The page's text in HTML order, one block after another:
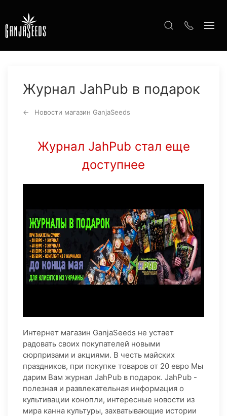
Журнал JahPub в подарок
Новости магазин GanjaSeeds
Журнал JahPub стал еще
доступнее
Интернет магазин GanjaSeeds не устает
радовать своих покупателей новыми
сюрпризами и акциями. В честь майских
праздников, при покупке товаров от 20 евро Мы
дарим Вам журнал JahPub в подарок. JahPub -
полезная и развлекательная информация о
культивации конопли, интересные новости из
мира канна культуры, захватывающие истории